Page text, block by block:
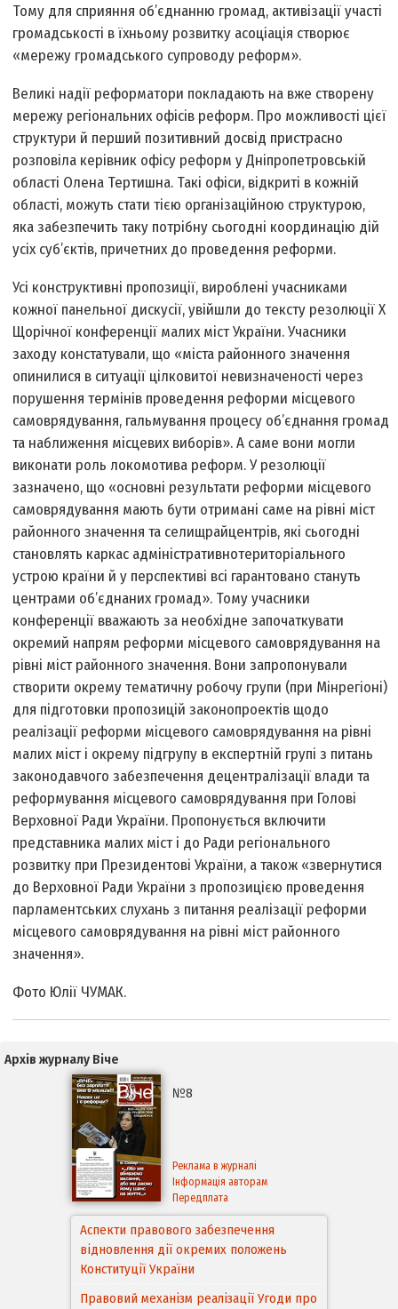
Тому для сприяння об’єднанню громад, активізації участі
громадськості в їхньому розвитку асоціація створює
«мережу громадського супроводу реформ».
Великі надії реформатори покладають на вже створену
мережу регіональних офісів реформ. Про можливості цієї
структури й перший позитивний досвід пристрасно
розповіла керівник офісу реформ у Дніпропетровській
області Олена Тертишна. Такі офіси, відкриті в кожній
області, можуть стати тією організаційною структурою,
яка забезпечить таку потрібну сьогодні координацію дій
усіх суб’єктів, причетних до проведення реформи.
Усі конструктивні пропозиції, вироблені учасниками
кожної панельної дискусії, увійшли до тексту резолюції Х
Щорічної конференції малих міст України. Учасники
заходу констатували, що «міста районного значення
опинилися в ситуації цілковитої невизначеності через
порушення термінів проведення реформи місцевого
самоврядування, гальмування процесу об’єднання громад
та наближення місцевих виборів». А саме вони могли
виконати роль локомотива реформ. У резолюції
зазначено, що «основні результати реформи місцевого
самоврядування мають бути отримані саме на рівні міст
районного значення та селищ­райцентрів, які сьогодні
становлять каркас адміністративно­територіального
устрою країни й у перспективі всі гарантовано стануть
центрами об’єднаних громад». Тому учасники
конференції вважають за необхідне започаткувати
окремий напрям реформи місцевого самоврядування на
рівні міст районного значення. Вони запропонували
створити окрему тематичну робочу групи (при Мінрегіоні)
для підготовки пропозицій законопроектів щодо
реалізації реформи місцевого самоврядування на рівні
малих міст і окрему підгрупу в експертній групі з питань
законодавчого забезпечення децентралізації влади та
реформування місцевого самоврядування при Голові
Верховної Ради України. Пропонується включити
представника малих міст і до Ради регіонального
розвитку при Президентові України, а також «звернутися
до Верховної Ради України з пропозицією проведення
парламентських слухань з питання реалізації реформи
місцевого самоврядування на рiвнi міст районного
значення».
Фото Юлії ЧУМАК.
Архів журналу Віче
№8
Реклама в журналі
Інформація авторам
Передплата
Аспекти правового забезпечення
відновлення дії окремих положень
Конституції України
Правовий механізм реалізації Угоди про